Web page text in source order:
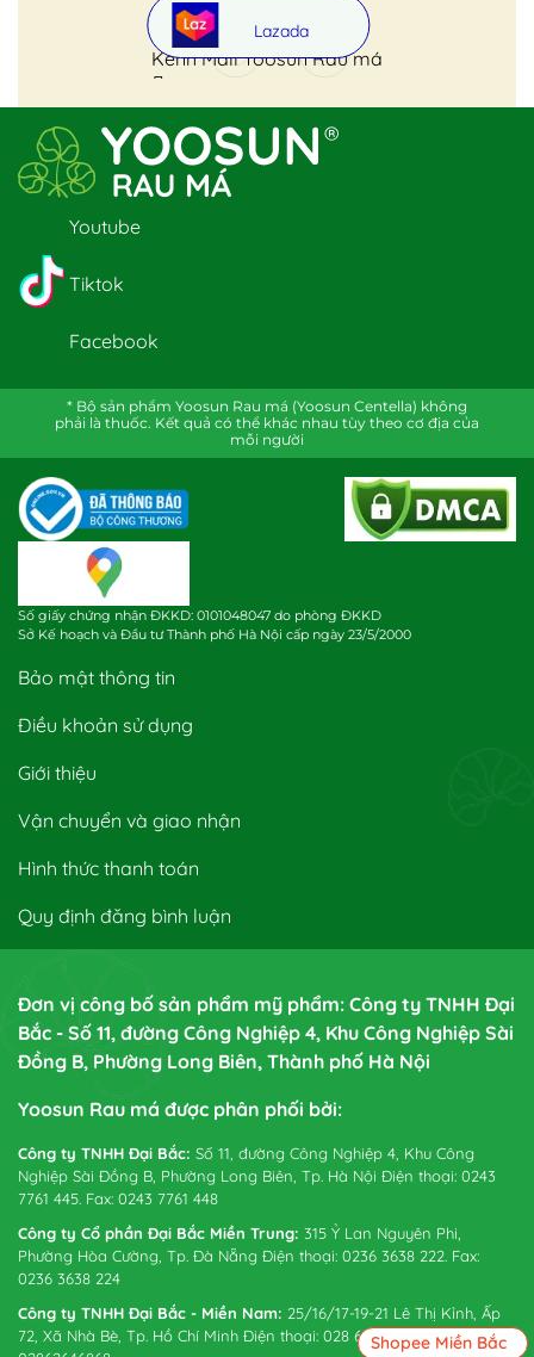
Kênh Mall Yoosun Rau má
Lazada
Youtube
Tiktok
Facebook
* Bộ sản phẩm Yoosun Rau má (Yoosun Centella) không
phải là thuốc. Kết quả có thể khác nhau tùy theo cơ địa của
mỗi người
Số giấy chứng nhận ĐKKD: 0101048047 do phòng ĐKKD
Sở Kế hoạch và Đầu tư Thành phố Hà Nội cấp ngày 23/5/2000
Bảo mật thông tin
Điều khoản sử dụng
Giới thiệu
Vận chuyển và giao nhận
Hình thức thanh toán
Quy định đăng bình luận
Đơn vị công bố sản phẩm mỹ phẩm: Công ty TNHH Đại
Bắc - Số 11, đường Công Nghiệp 4, Khu Công Nghiệp Sài
Đồng B, Phường Long Biên, Thành phố Hà Nội
Yoosun Rau má được phân phối bởi:
Công ty TNHH Đại Bắc: Số 11, đường Công Nghiệp 4, Khu Công
Nghiệp Sài Đồng B, Phường Long Biên, Tp. Hà Nội Điện thoại: 0243
7761 445. Fax: 0243 7761 448
Công ty Cổ phần Đại Bắc Miền Trung: 315 Ỷ Lan Nguyên Phi,
Phường Hòa Cường, Tp. Đà Nẵng Điện thoại: 0236 3638 222. Fax:
0236 3638 224
Công ty TNHH Đại Bắc - Miền Nam: 25/16/17-19-21 Lê Thị Kỉnh, Ấp
72, Xã Nhà Bè, Tp. Hồ Chí Minh Điện thoại: 028 6265 0738. Fax:
Shopee Miền Bắc